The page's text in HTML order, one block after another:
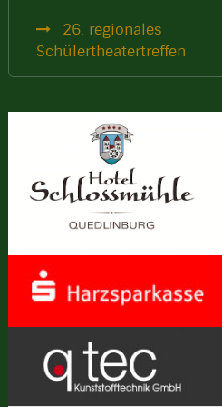
26. regionales
Schülertheatertreffen